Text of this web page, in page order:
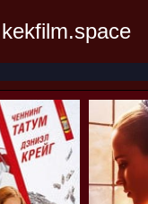
kekfilm.space